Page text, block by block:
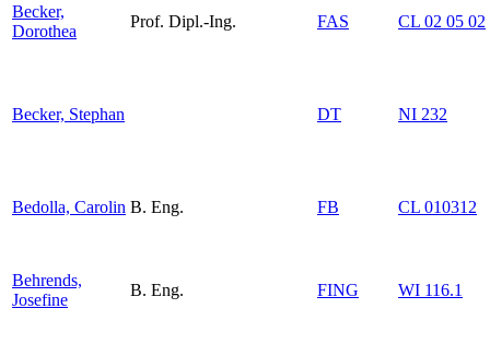
Becker,
Dorothea
Prof. Dipl.-Ing. FAS CL 02 05 02
Becker, Stephan DT NI 232
Bedolla, Carolin B. Eng. FB CL 010312
Behrends,
Josefine
B. Eng. FING WI 116.1